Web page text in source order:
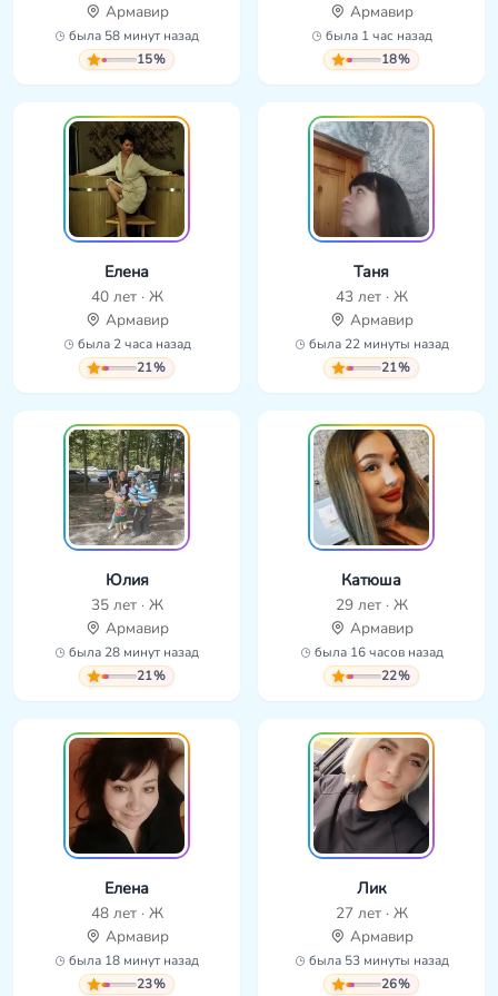
Армавир
была 58 минут назад
15%
Армавир
была 1 час назад
18%
Елена
40 лет · Ж
Армавир
была 2 часа назад
21%
Таня
43 лет · Ж
Армавир
была 22 минуты назад
21%
Юлия
35 лет · Ж
Армавир
была 28 минут назад
21%
Катюша
29 лет · Ж
Армавир
была 16 часов назад
22%
Елена
48 лет · Ж
Армавир
была 18 минут назад
23%
Лик
27 лет · Ж
Армавир
была 53 минуты назад
26%